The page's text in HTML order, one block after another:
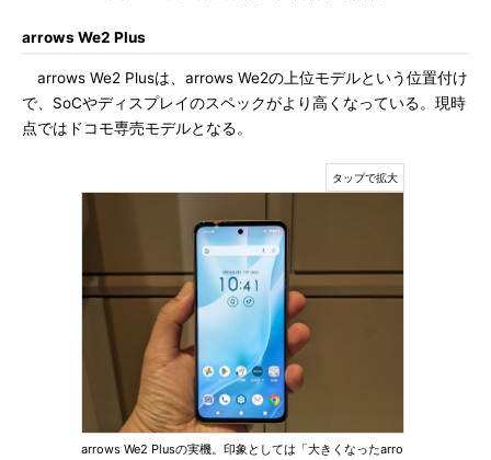
arrows We2 Plus
arrows We2 Plusは、arrows We2の上位モデルという位置付け
で、SoCやディスプレイのスペックがより高くなっている。現時
点ではドコモ専売モデルとなる。
arrows We2 Plusの実機。印象としては「大きくなったarro